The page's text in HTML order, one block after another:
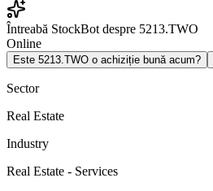
Întreabă StockBot despre 5213.TWO
Online
Este 5213.TWO o achiziție bună acum?
Sector
Real Estate
Industry
Real Estate - Services